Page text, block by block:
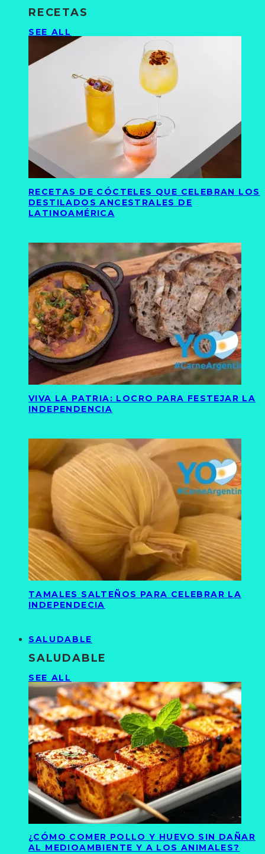
RECETAS
SEE ALL
RECETAS DE CÓCTELES QUE CELEBRAN LOS
DESTILADOS ANCESTRALES DE
LATINOAMÉRICA
VIVA LA PATRIA: LOCRO PARA FESTEJAR LA
INDEPENDENCIA
TAMALES SALTEÑOS PARA CELEBRAR LA
INDEPENDECIA
SALUDABLE
SALUDABLE
SEE ALL
¿CÓMO COMER POLLO Y HUEVO SIN DAÑAR
AL MEDIOAMBIENTE Y A LOS ANIMALES?